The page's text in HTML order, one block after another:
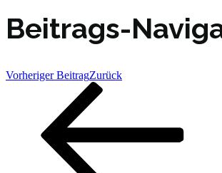
Beitrags-
Vorheriger BeitragZurück